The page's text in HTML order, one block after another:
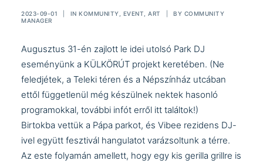
2023-09-01 IN KOMMUNITY EVENT ART BY COMMUNITY
MANAGER
Augusztus 31-én zajlott le idei utolsó Park DJ
eseményünk a KÜLKÖRÚT projekt keretében. (Ne
feledjétek, a Teleki téren és a Népszínház utcában
ettől függetlenül még készülnek nektek hasonló
programokkal, további infót erről itt találtok!)
Birtokba vettük a Pápa parkot, és Vibee rezidens DJ-
ivel együtt fesztivál hangulatot varázsoltunk a térre.
Az este folyamán amellett, hogy egy kis gerilla grillre is